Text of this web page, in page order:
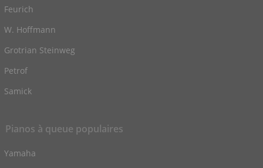
Feurich
W. Hoffmann
Grotrian Steinweg
Petrof
Samick
Pianos à queue populaires
Yamaha